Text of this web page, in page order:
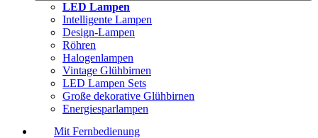
LED Lampen
Intelligente Lampen
Design-Lampen
Röhren
Halogenlampen
Vintage Glühbirnen
LED Lampen Sets
Große dekorative Glühbirnen
Energiesparlampen
Mit Fernbedienung